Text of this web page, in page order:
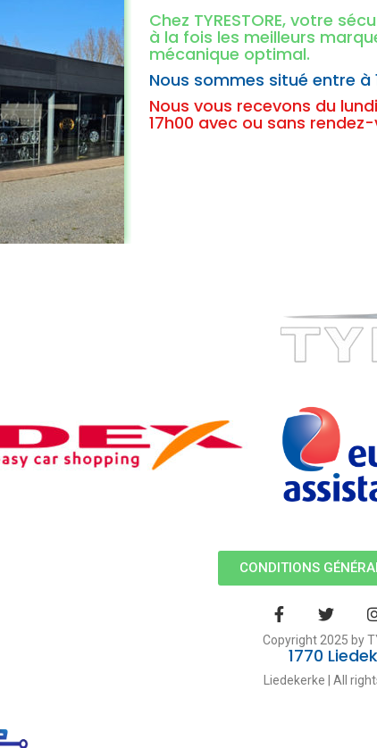
Chez TYRESTORE, votre
à la fois les meilleurs
mécanique optimal.
Nous sommes situé entre à
Nous vous recevons du
17h00 avec ou sans
CONDITIONS
Copyright 2025 by
1770
Liedekerke | All